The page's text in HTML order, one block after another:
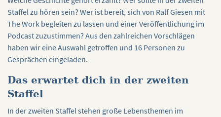
Staffel zu hören sein? Wer ist bereit, sich von Ralf Giesen mit
The Work begleiten zu lassen und einer Veröffentlichung im
Podcast zuzustimmen? Aus den zahlreichen Vorschlägen
haben wir eine Auswahl getroffen und 16 Personen zu
Gesprächen eingeladen.
Das erwartet dich in der zweiten
Staffel
In der zweiten Staffel stehen große Lebensthemen im